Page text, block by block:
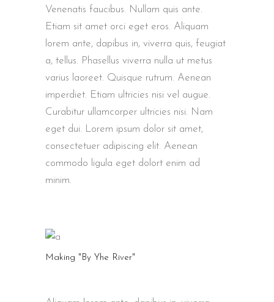
Venenatis faucibus. Nullam quis ante.
Etiam sit amet orci eget eros. Aliquam
lorem ante, dapibus in, viverra quis, feugiat
a, tellus. Phasellus viverra nulla ut metus
varius laoreet. Quisque rutrum. Aenean
imperdiet. Etiam ultricies nisi vel augue.
Curabitur ullamcorper ultricies nisi. Nam
eget dui. Lorem ipsum dolor sit amet,
consectetuer adipiscing elit. Aenean
commodo ligula eget dolort enim ad
minim.
Making "By Yhe River"